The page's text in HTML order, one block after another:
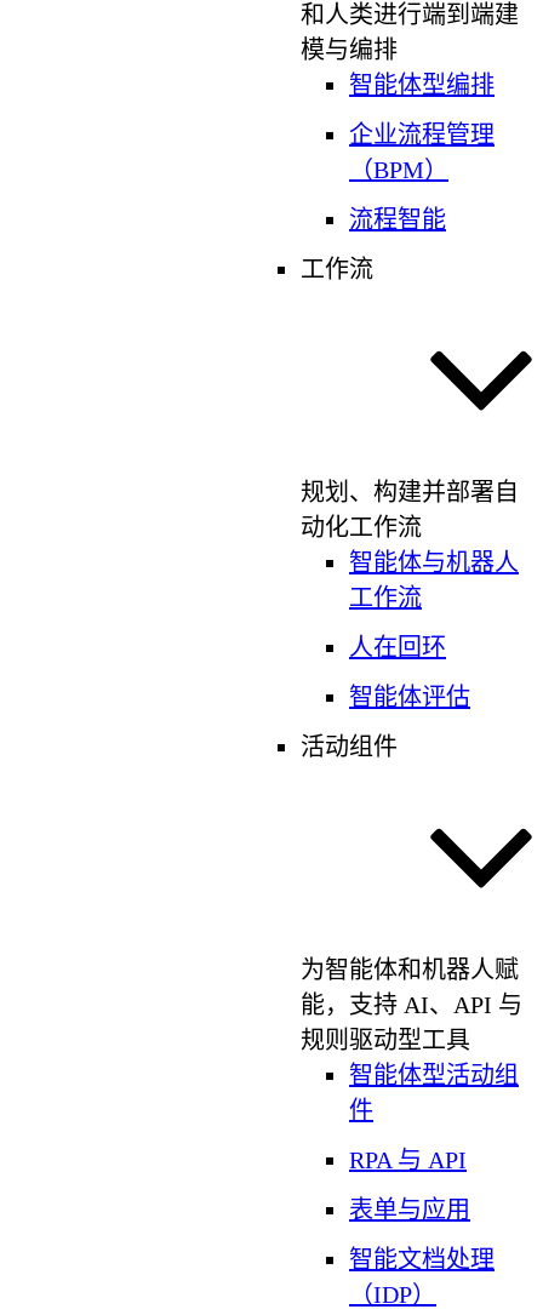
和人类进行端到端建
模与编排
智能体型编排
企业流程管理
（BPM）
流程智能
工作流
规划、构建并部署自
动化工作流
智能体与机器人
工作流
人在回环
智能体评估
活动组件
为智能体和机器人赋
能，支持 AI、API 与
规则驱动型工具
智能体型活动组
件
RPA 与 API
表单与应用
智能文档处理
（IDP）